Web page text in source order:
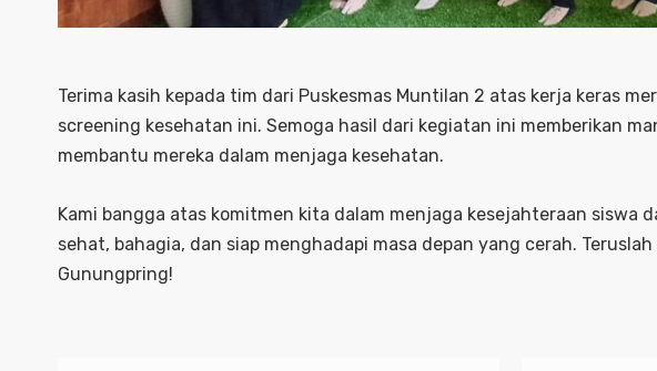
Terima kasih kepada tim dari Puskesmas Muntilan 2 atas kerja keras
screening kesehatan ini. Semoga hasil dari kegiatan ini memberikan
membantu mereka dalam menjaga kesehatan.
Kami bangga atas komitmen kita dalam menjaga kesejahteraan siswa
sehat, bahagia, dan siap menghadapi masa depan yang cerah. Teruslah
Gunungpring!